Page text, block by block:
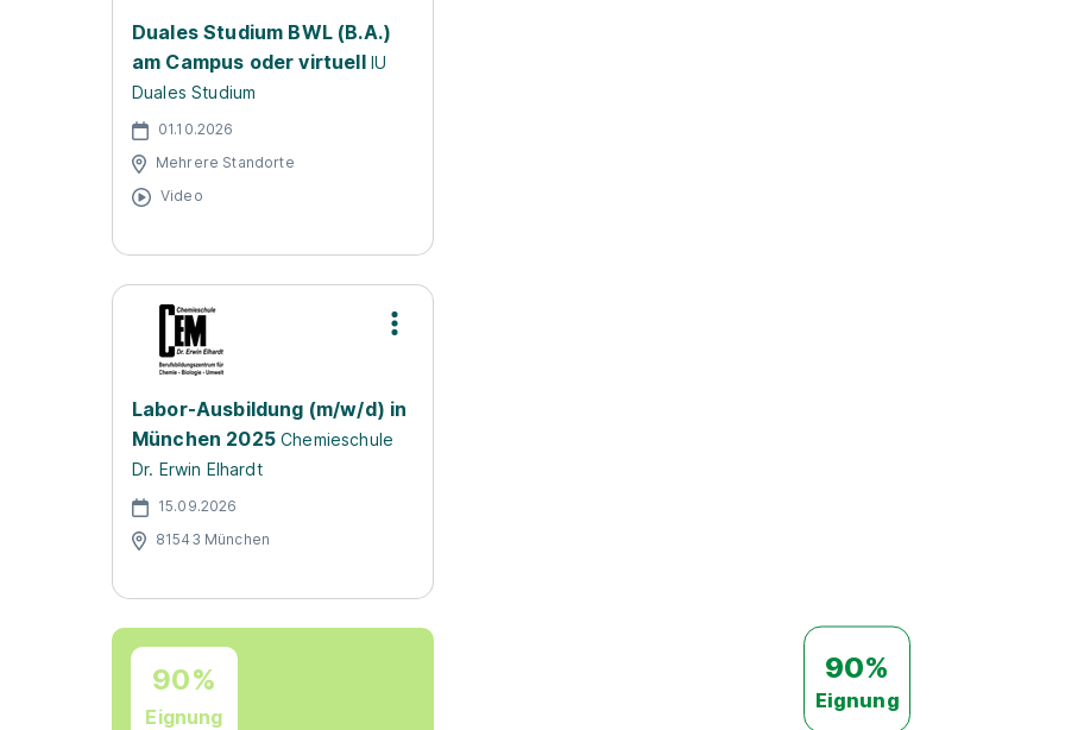
Duales Studium BWL (B.A.)
am Campus oder virtuell IU
Duales Studium
01.10.2026
Mehrere Standorte
Video
Labor-Ausbildung (m/w/d) in
München 2025 Chemieschule
Dr. Erwin Elhardt
15.09.2026
81543 München
90%
Eignung
90%
Eignung